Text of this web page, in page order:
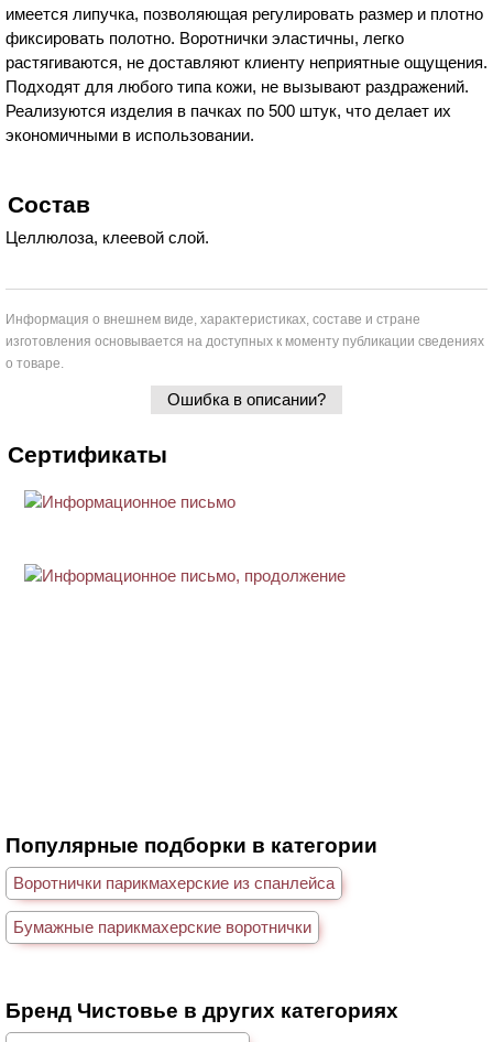
имеется липучка, позволяющая регулировать размер и плотно
фиксировать полотно. Воротнички эластичны, легко
растягиваются, не доставляют клиенту неприятные ощущения.
Подходят для любого типа кожи, не вызывают раздражений.
Реализуются изделия в пачках по 500 штук, что делает их
экономичными в использовании.
Состав
Целлюлоза, клеевой слой.
Информация о внешнем виде, характеристиках, составе и стране
изготовления основывается на доступных к моменту публикации сведениях
о товаре.
Ошибка в описании?
Сертификаты
Популярные подборки в категории
Воротнички парикмахерские из спанлейса
Бумажные парикмахерские воротнички
Бренд Чистовье в других категориях